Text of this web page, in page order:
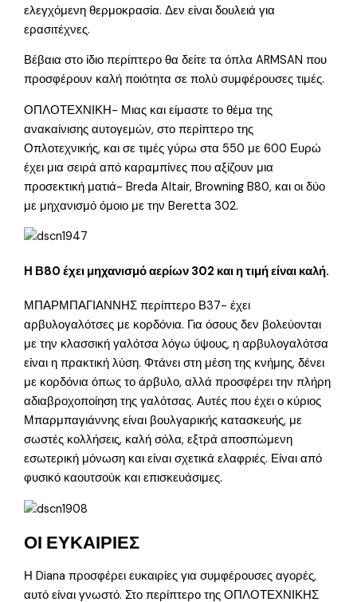
ελεγχόμενη θερμοκρασία. Δεν είναι δουλειά για
ερασιτέχνες.
Βέβαια στο ίδιο περίπτερο θα δείτε τα όπλα ARMSAN που
προσφέρουν καλή ποιότητα σε πολύ συμφέρουσες τιμές.
ΟΠΛΟΤΕΧΝΙΚΗ- Μιας και είμαστε το θέμα της
ανακαίνισης αυτογεμών, στο περίπτερο της
Οπλοτεχνικής, και σε τιμές γύρω στα 550 με 600 Ευρώ
έχει μια σειρά από καραμπίνες που αξίζουν μια
προσεκτική ματιά- Breda Altair, Browning B80, και οι δύο
με μηχανισμό όμοιο με την Beretta 302.
Η Β80 έχει μηχανισμό αερίων 302 και η τιμή είναι καλή.
ΜΠΑΡΜΠΑΓΙΑΝΝΗΣ περίπτερο Β37- έχει
αρβυλογαλότσες με κορδόνια. Για όσους δεν βολεύονται
με την κλασσική γαλότσα λόγω ύψους, η αρβυλογαλότσα
είναι η πρακτική λύση. Φτάνει στη μέση της κνήμης, δένει
με κορδόνια όπως το άρβυλο, αλλά προσφέρει την πλήρη
αδιαβροχοποίηση της γαλότσας. Αυτές που έχει ο κύριος
Μπαρμπαγιάννης είναι βουλγαρικής κατασκευής, με
σωστές κολλήσεις, καλή σόλα, εξτρά αποσπώμενη
εσωτερική μόνωση και είναι σχετικά ελαφριές. Είναι από
φυσικό καουτσούκ και επισκευάσιμες.
ΟΙ ΕΥΚΑΙΡΙΕΣ
Η Diana προσφέρει ευκαιρίες για συμφέρουσες αγορές,
αυτό είναι γνωστό. Στο περίπτερο της ΟΠΛΟΤΕΧΝΙΚΗΣ